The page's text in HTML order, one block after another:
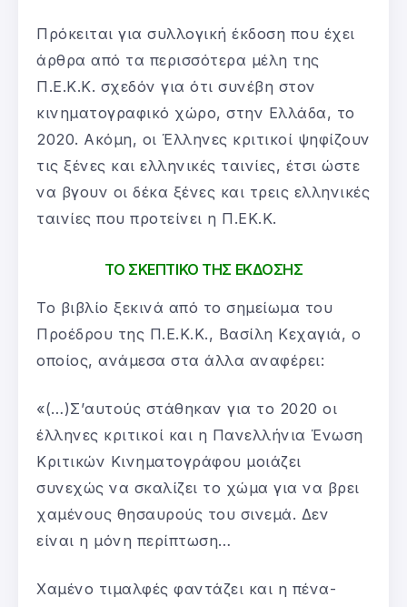
Πρόκειται για συλλογική έκδοση που έχει
άρθρα από τα περισσότερα μέλη της
Π.Ε.Κ.Κ. σχεδόν για ότι συνέβη στον
κινηματογραφικό χώρο, στην Ελλάδα, το
2020. Ακόμη, οι Έλληνες κριτικοί ψηφίζουν
τις ξένες και ελληνικές ταινίες, έτσι ώστε
να βγουν οι δέκα ξένες και τρεις ελληνικές
ταινίες που προτείνει η Π.ΕΚ.Κ.
ΤΟ ΣΚΕΠΤΙΚΟ ΤΗΣ ΕΚΔΟΣΗΣ
Το βιβλίο ξεκινά από το σημείωμα του
Προέδρου της Π.Ε.Κ.Κ., Βασίλη Κεχαγιά, ο
οποίος, ανάμεσα στα άλλα αναφέρει:
«(…)Σ’αυτούς στάθηκαν για το 2020 οι
έλληνες κριτικοί και η Πανελλήνια Ένωση
Κριτικών Κινηματογράφου μοιάζει
συνεχώς να σκαλίζει το χώμα για να βρει
χαμένους θησαυρούς του σινεμά. Δεν
είναι η μόνη περίπτωση…
Χαμένο τιμαλφές φαντάζει και η πένα-